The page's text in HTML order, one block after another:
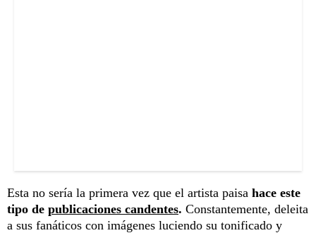
Esta no sería la primera vez que el artista paisa hace este
tipo de publicaciones candentes. Constantemente, deleita
a sus fanáticos con imágenes luciendo su tonificado y